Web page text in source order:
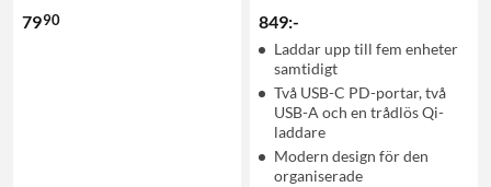
7990 849:-
Laddar upp till fem enheter
samtidigt
Två USB-C PD-portar, två
USB-A och en trådlös Qi-
laddare
Modern design för den
organiserade